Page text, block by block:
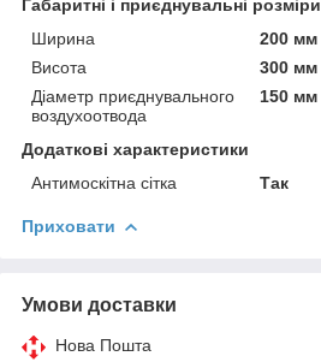
Габаритні і приєднувальні розміри
Ширина
200 мм
Висота
300 мм
Діаметр приєднувального
воздухоотвода
150 мм
Додаткові характеристики
Антимоскітна сітка
Так
Приховати
Умови доставки
Нова Пошта